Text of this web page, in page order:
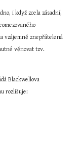
i když zcela zásadní,
vzájemně znepřátelená
věnovat tzv.
Blackwellova
rozlišuje: